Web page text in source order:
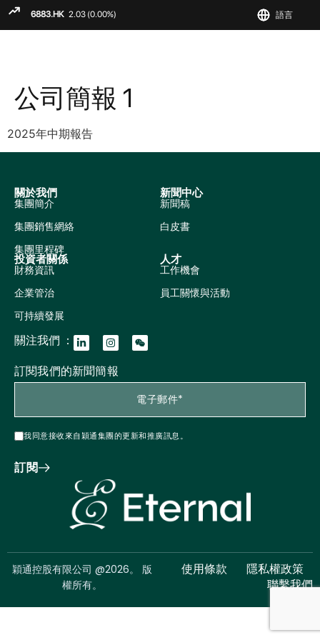
語言
公司簡報 1
2025年中期報告
關於我們
集團簡介
集團銷售網絡
集團里程碑
新聞中心
新聞稿
白皮書
投資者關係
財務資訊
企業管治
可持續發展
人才
工作機會
員工關懷與活動
關注我們 ：
訂閱我們的新聞簡報
我同意接收來自穎通集團的更新和推廣訊息。
訂閱
穎通控股有限公司 @2026。 版
權所有。
使用條款
隱私權政策
聯繫我們